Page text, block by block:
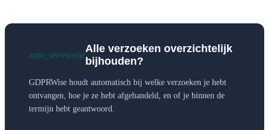
auto_awesome
Alle verzoeken overzichtelijk
bijhouden?
GDPRWise houdt automatisch bij welke verzoeken je hebt
ontvangen, hoe je ze hebt afgehandeld, en of je binnen de
termijn hebt geantwoord.